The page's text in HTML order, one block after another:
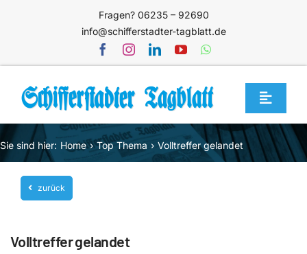
Fragen? 06235 – 92690
info@schifferstadter-tagblatt.de
Toggle
Home
Themen
Blog
Service
Sie sind hier: Home Top Thema Volltreffer gelandet
zurück
Volltreffer gelandet